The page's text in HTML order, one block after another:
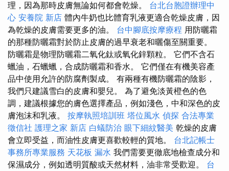
理，因為那時皮膚無論如何都會乾燥。 台北台胞證辦理中
心 安養院 新店 體內牛奶也比體育乳液更適合乾燥皮膚，因
為乾燥的皮膚需要更多的油。 台中腳底按摩療程 用防曬霜
的那種防曬霜對於防止皮膚的過早衰老和曬傷至關重要。
防曬霜是物理防曬霜二氧化鈦或氧化鋅顆粒。 它們不含石
蠟油，石蠟蠟，合成防曬霜和香水。 它們僅在有機美容產
品中使用允許的防腐劑製成。 有兩種有機防曬霜的陰影，
我們只建議雪白的皮膚和嬰兒。 為了避免淡黃橙色的色
調，建議根據您的膚色選擇產品，例如淺色，中和深色的皮
膚泡沫和乳液。 按摩執照培訓班 塔位風水 偵探 合法專業
徵信社 護理之家 新店 白蟻防治 眼下細紋醫美 乾燥的皮膚
會立即受益，而油性皮膚更喜歡較輕的質地。 台北記帳士
事務所專業服務 天花板 漏水 我們需要更徹底地檢查成分和
保濕成分，例如透明質酸或天然材料，油非常受歡迎。 台